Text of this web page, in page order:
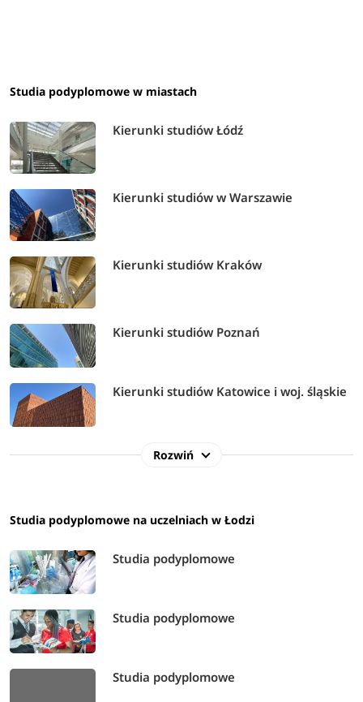
Studia podyplomowe w miastach
Kierunki studiów Łódź
Kierunki studiów w Warszawie
Kierunki studiów Kraków
Kierunki studiów Poznań
Kierunki studiów Katowice i woj. śląskie
Rozwiń
Studia podyplomowe na uczelniach w Łodzi
Studia podyplomowe
Studia podyplomowe
Studia podyplomowe